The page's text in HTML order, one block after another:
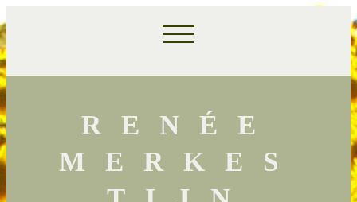
RENÉE
MERKES